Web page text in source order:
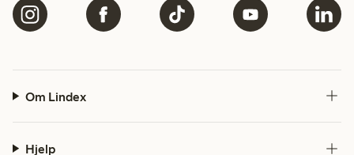
Om Lindex
Hjelp